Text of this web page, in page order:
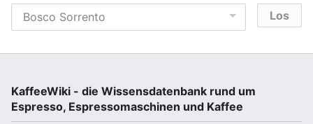
KaffeeWiki - die Wissensdatenbank rund um
Espresso, Espressomaschinen und Kaffee